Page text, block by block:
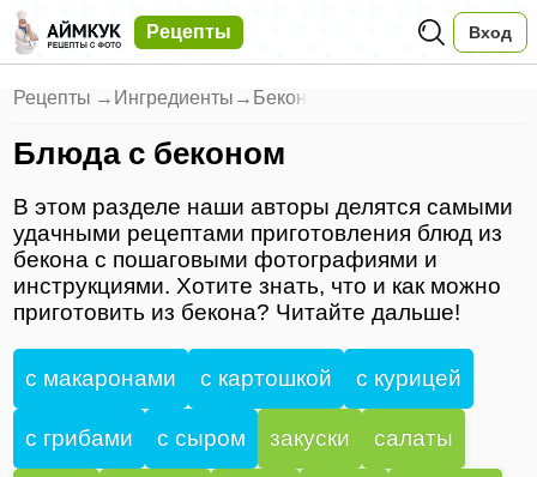
Рецепты Вход
Рецепты → Ингредиенты → Бекон
Блюда с беконом
В этом разделе наши авторы делятся самыми
удачными рецептами приготовления блюд из
бекона с пошаговыми фотографиями и
инструкциями. Хотите знать, что и как можно
приготовить из бекона? Читайте дальше!
с макаронами с картошкой с курицей
с грибами с сыром закуски салаты